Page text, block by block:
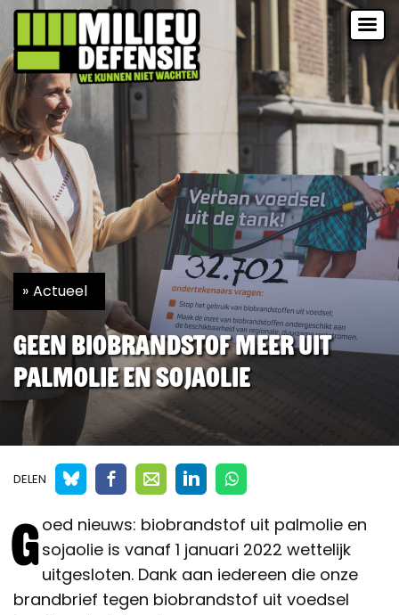
Actueel
Geen biobrandstof meer uit
palmolie en sojaolie
DELEN
Goed nieuws: biobrandstof uit palmolie en
sojaolie is vanaf 1 januari 2022 wettelijk
uitgesloten. Dank aan iedereen die onze
brandbrief tegen biobrandstof uit voedsel